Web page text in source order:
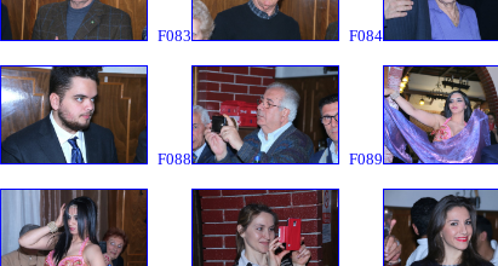
F083 F084
F088 F089